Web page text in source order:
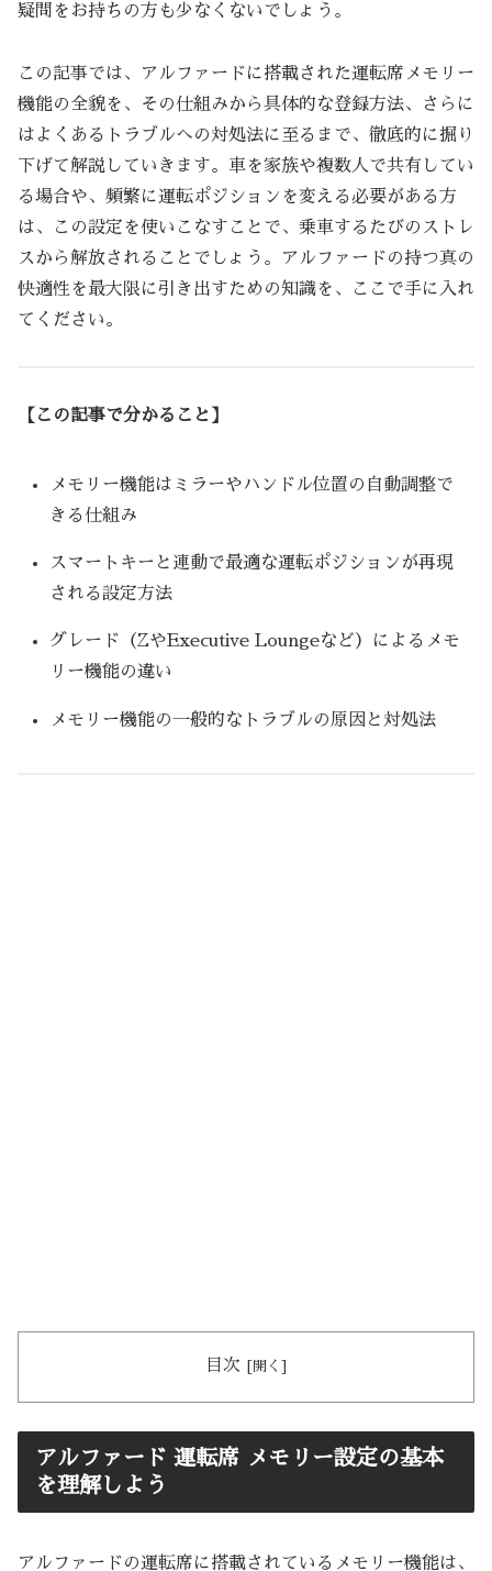
疑問をお持ちの方も少なくないでしょう。
この記事では、アルファードに搭載された運転席メモリー
機能の全貌を、その仕組みから具体的な登録方法、さらに
はよくあるトラブルへの対処法に至るまで、徹底的に掘り
下げて解説していきます。車を家族や複数人で共有してい
る場合や、頻繁に運転ポジションを変える必要がある方
は、この設定を使いこなすことで、乗車するたびのストレ
スから解放されることでしょう。アルファードの持つ真の
快適性を最大限に引き出すための知識を、ここで手に入れ
てください。
【この記事で分かること】
メモリー機能はミラーやハンドル位置の自動調整で
きる仕組み
スマートキーと連動で最適な運転ポジションが再現
される設定方法
グレード（ZやExecutive Loungeなど）によるメモ
リー機能の違い
メモリー機能の一般的なトラブルの原因と対処法
目次
アルファード 運転席 メモリー設定の基本
を理解しよう
アルファードの運転席に搭載されているメモリー機能は、